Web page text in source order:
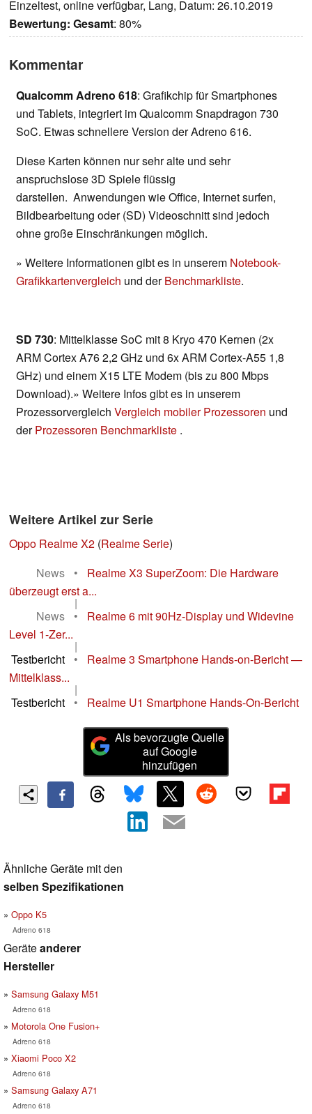
Einzeltest, online verfügbar, Lang, Datum: 26.10.2019
Bewertung: Gesamt: 80%
Kommentar
Qualcomm Adreno 618: Grafikchip für Smartphones
und Tablets, integriert im Qualcomm Snapdragon 730
SoC. Etwas schnellere Version der Adreno 616.
Diese Karten können nur sehr alte und sehr
anspruchslose 3D Spiele flüssig
darstellen. Anwendungen wie Office, Internet surfen,
Bildbearbeitung oder (SD) Videoschnitt sind jedoch
ohne große Einschränkungen möglich.
» Weitere Informationen gibt es in unserem Notebook-
Grafikkartenvergleich und derBenchmarkliste.
SD 730: Mittelklasse SoC mit 8 Kryo 470 Kernen (2x
ARM Cortex A76 2,2 GHz und 6x ARM Cortex-A55 1,8
GHz) und einem X15 LTE Modem (bis zu 800 Mbps
Download).» Weitere Infos gibt es in unserem
Prozessorvergleich Vergleich mobiler Prozessoren und
derProzessoren Benchmarkliste .
Weitere Artikel zur Serie
Oppo Realme X2 (Realme Serie)
News
•
Realme X3 SuperZoom: Die Hardware
überzeugt erst a...
|
News
•
Realme 6 mit 90Hz-Display und Widevine
Level 1-Zer...
|
Testbericht
•
Realme 3 Smartphone Hands-on-Bericht —
Mittelklass...
|
Testbericht
• Realme U1 Smartphone Hands-On-Bericht
Als bevorzugte Quelle
auf Google
hinzufügen
Ähnliche Geräte mit den
selben Spezifikationen
Oppo K5
Adreno 618
Geräteanderer
Hersteller
Samsung Galaxy M51
Adreno 618
Motorola One Fusion+
Adreno 618
Xiaomi Poco X2
Adreno 618
Samsung Galaxy A71
Adreno 618